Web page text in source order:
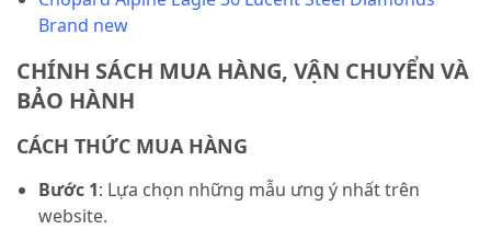
Brand new
CHÍNH SÁCH MUA HÀNG, VẬN CHUYỂN VÀ
BẢO HÀNH
CÁCH THỨC MUA HÀNG
Bước 1: Lựa chọn những mẫu ưng ý nhất trên
website.